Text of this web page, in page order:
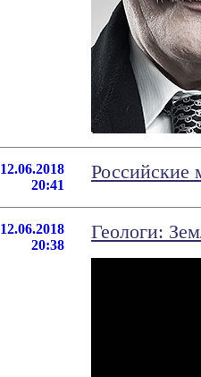
12.06.2018
20:41
Российские
12.06.2018
20:38
Геологи: